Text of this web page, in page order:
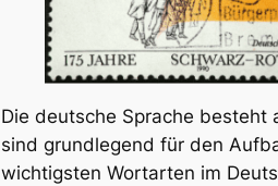
Die deutsche Sprache besteht
sind grundlegend für den
wichtigsten Wortarten im